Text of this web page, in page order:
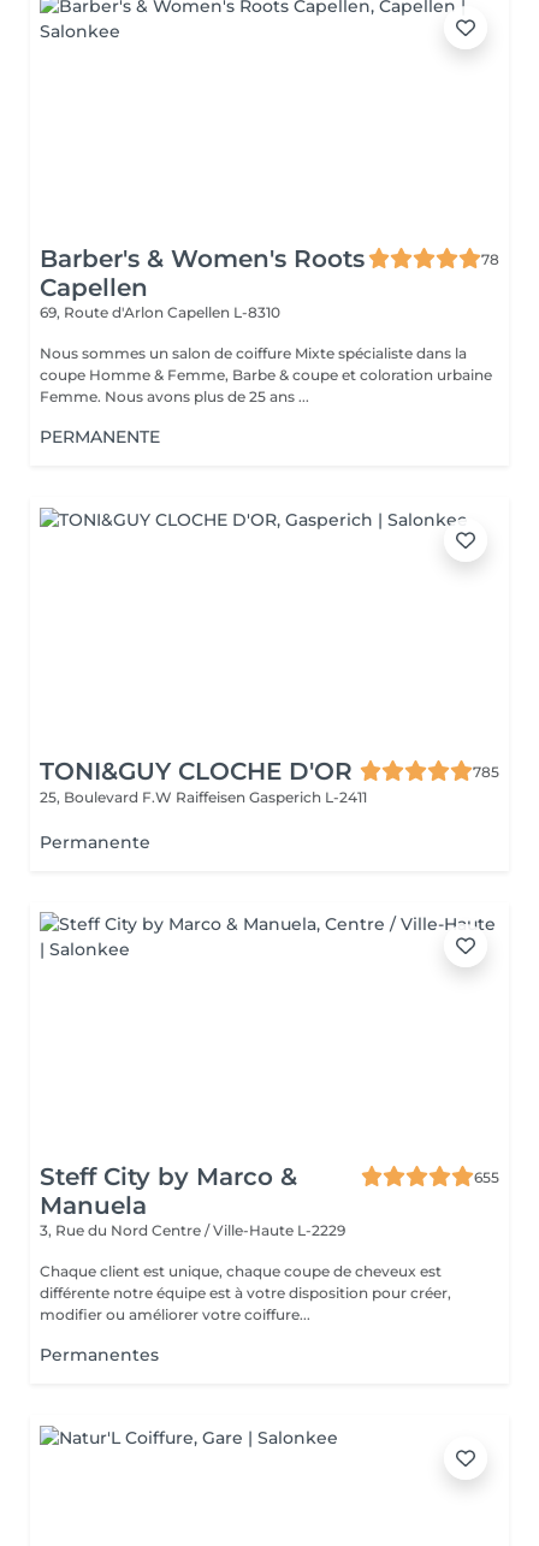
Barber's & Women's Roots
Capellen
78
69, Route d'Arlon Capellen L-8310
Nous sommes un salon de coiffure Mixte spécialiste dans la
coupe Homme & Femme, Barbe & coupe et coloration urbaine
Femme. Nous avons plus de 25 ans ...
PERMANENTE
TONI&GUY CLOCHE D'OR
785
25, Boulevard F.W Raiffeisen Gasperich L-2411
Permanente
Steff City by Marco &
Manuela
655
3, Rue du Nord Centre / Ville-Haute L-2229
Chaque client est unique, chaque coupe de cheveux est
différente notre équipe est à votre disposition pour créer,
modifier ou améliorer votre coiffure...
Permanentes